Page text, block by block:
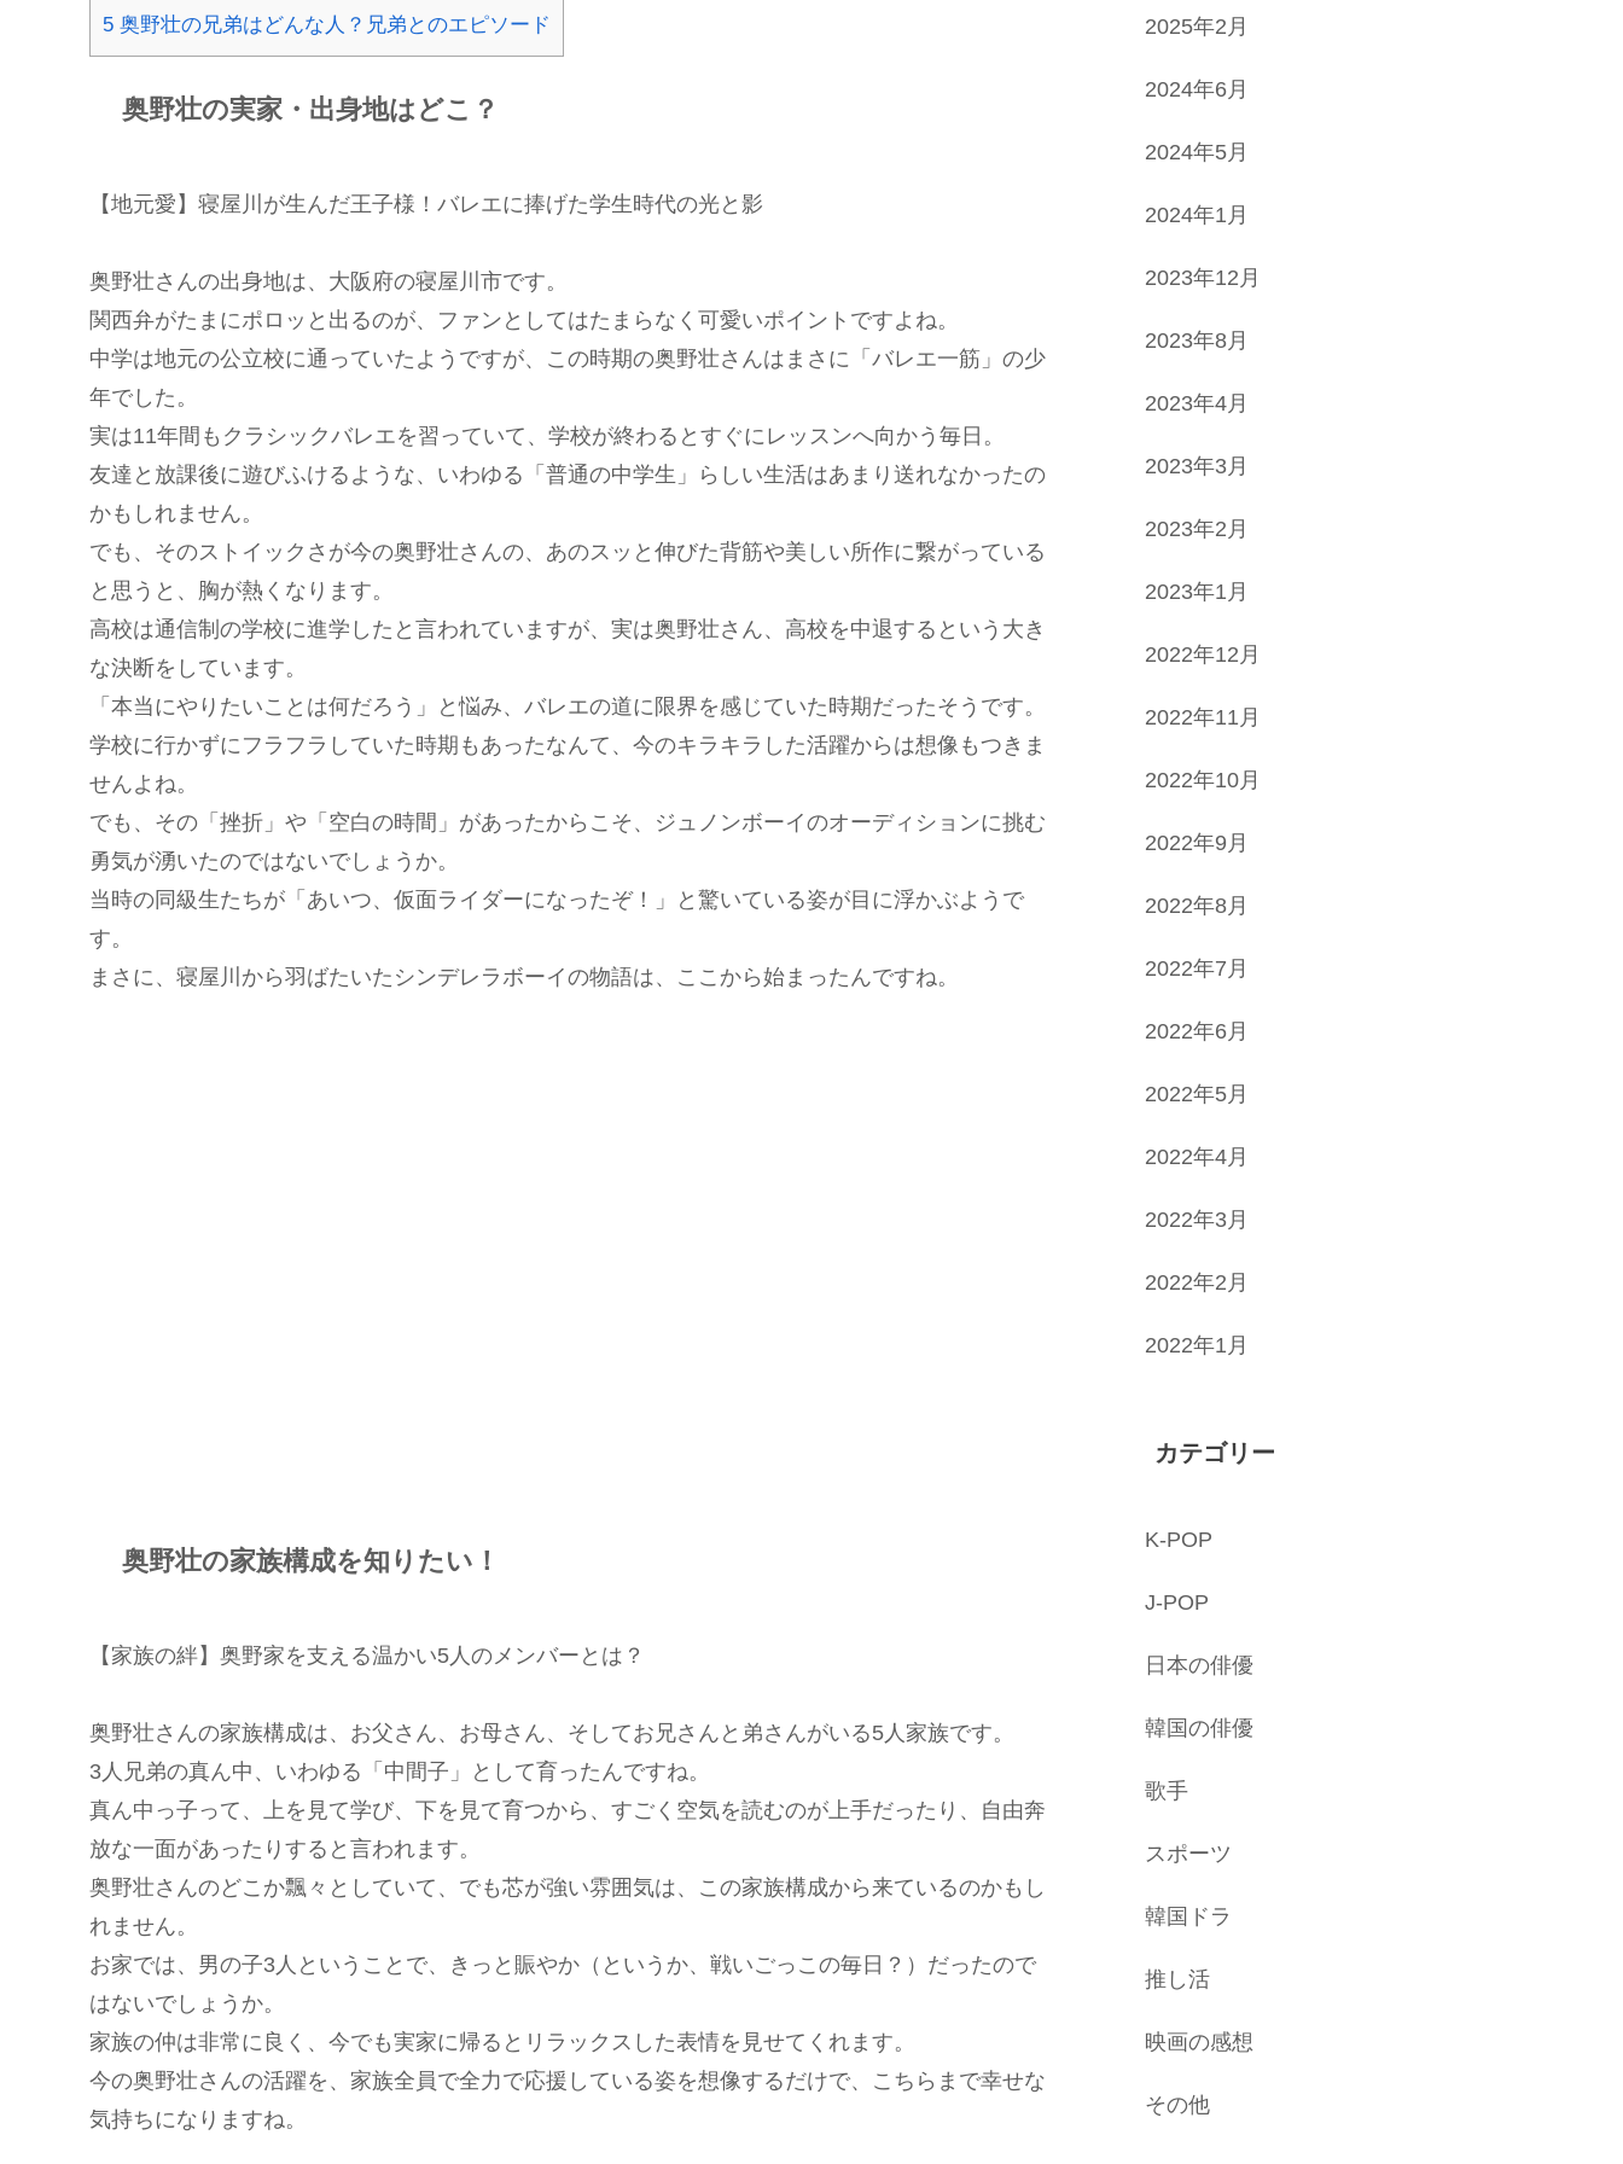
5 奥野壮の兄弟はどんな人？兄弟とのエピソード
奥野壮の実家・出身地はどこ？
【地元愛】寝屋川が生んだ王子様！バレエに捧げた学生時代の光と影
奥野壮さんの出身地は、大阪府の寝屋川市です。
関西弁がたまにポロッと出るのが、ファンとしてはたまらなく可愛いポイントですよね。
中学は地元の公立校に通っていたようですが、この時期の奥野壮さんはまさに「バレエ一筋」の少
年でした。
実は11年間もクラシックバレエを習っていて、学校が終わるとすぐにレッスンへ向かう毎日。
友達と放課後に遊びふけるような、いわゆる「普通の中学生」らしい生活はあまり送れなかったの
かもしれません。
でも、そのストイックさが今の奥野壮さんの、あのスッと伸びた背筋や美しい所作に繋がっている
と思うと、胸が熱くなります。
高校は通信制の学校に進学したと言われていますが、実は奥野壮さん、高校を中退するという大き
な決断をしています。
「本当にやりたいことは何だろう」と悩み、バレエの道に限界を感じていた時期だったそうです。
学校に行かずにフラフラしていた時期もあったなんて、今のキラキラした活躍からは想像もつきま
せんよね。
でも、その「挫折」や「空白の時間」があったからこそ、ジュノンボーイのオーディションに挑む
勇気が湧いたのではないでしょうか。
当時の同級生たちが「あいつ、仮面ライダーになったぞ！」と驚いている姿が目に浮かぶようで
す。
まさに、寝屋川から羽ばたいたシンデレラボーイの物語は、ここから始まったんですね。
奥野壮の家族構成を知りたい！
【家族の絆】奥野家を支える温かい5人のメンバーとは？
奥野壮さんの家族構成は、お父さん、お母さん、そしてお兄さんと弟さんがいる5人家族です。
3人兄弟の真ん中、いわゆる「中間子」として育ったんですね。
真ん中っ子って、上を見て学び、下を見て育つから、すごく空気を読むのが上手だったり、自由奔
放な一面があったりすると言われます。
奥野壮さんのどこか飄々としていて、でも芯が強い雰囲気は、この家族構成から来ているのかもし
れません。
お家では、男の子3人ということで、きっと賑やか（というか、戦いごっこの毎日？）だったので
はないでしょうか。
家族の仲は非常に良く、今でも実家に帰るとリラックスした表情を見せてくれます。
今の奥野壮さんの活躍を、家族全員で全力で応援している姿を想像するだけで、こちらまで幸せな
気持ちになりますね。
2025年2月
2024年6月
2024年5月
2024年1月
2023年12月
2023年8月
2023年4月
2023年3月
2023年2月
2023年1月
2022年12月
2022年11月
2022年10月
2022年9月
2022年8月
2022年7月
2022年6月
2022年5月
2022年4月
2022年3月
2022年2月
2022年1月
カテゴリー
K-POP
J-POP
日本の俳優
韓国の俳優
歌手
スポーツ
韓国ドラ
推し活
映画の感想
その他